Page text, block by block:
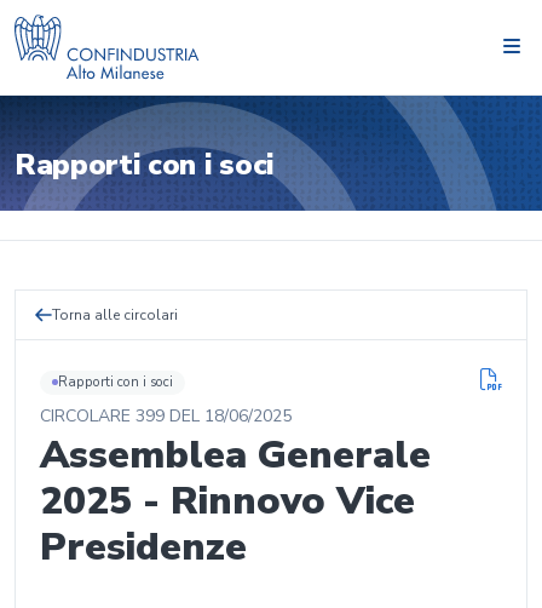
Rapporti con i soci
Torna alle circolari
Rapporti con i soci
CIRCOLARE 399 DEL 18/06/2025
Assemblea Generale
2025 - Rinnovo Vice
Presidenze